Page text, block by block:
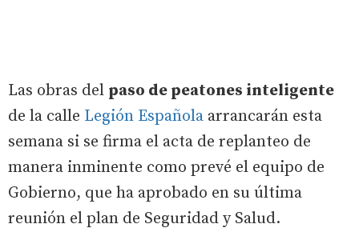
Las obras del paso de peatones inteligente
de la calle Legión Española arrancarán esta
semana si se firma el acta de replanteo de
manera inminente como prevé el equipo de
Gobierno, que ha aprobado en su última
reunión el plan de Seguridad y Salud.